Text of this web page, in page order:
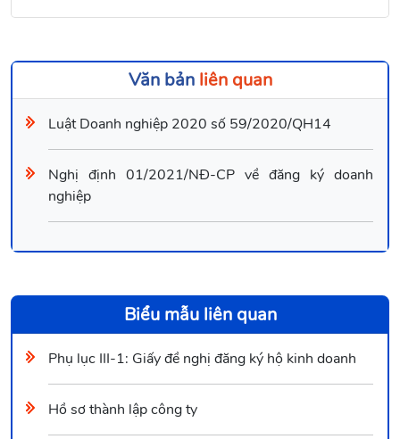
Văn bảnliên quan
Luật Doanh nghiệp 2020 số 59/2020/QH14
Nghị định 01/2021/NĐ-CP về đăng ký doanh
nghiệp
Biểu mẫu liên quan
Phụ lục III-1: Giấy đề nghị đăng ký hộ kinh doanh
Hồ sơ thành lập công ty